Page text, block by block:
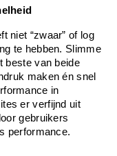
niet “zwaar” of log
te hebben. Slimme
beste van beide
maken én snel
in
er verfijnd uit
gebruikers
performance.